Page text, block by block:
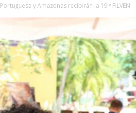
Librerías
del
Portuguesa y Amazonas recibirán la 19.ª FILVEN